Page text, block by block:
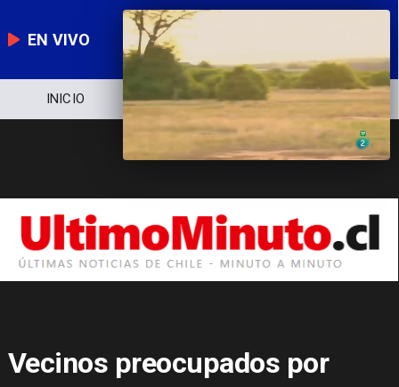
EN VIVO
NOTICIERO POLÍTICA ECONOMÍA
Vecinos preocupados por